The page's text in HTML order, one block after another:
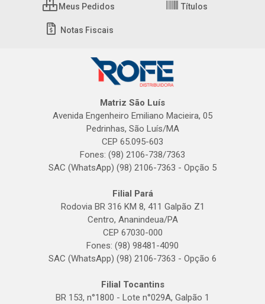
Meus Pedidos Títulos
Notas Fiscais
Matriz São Luís
Avenida Engenheiro Emiliano Macieira, 05
Pedrinhas, São Luís/MA
CEP 65.095-603
Fones: (98) 2106-738/7363
SAC (WhatsApp) (98) 2106-7363 - Opção 5
Filial Pará
Rodovia BR 316 KM 8, 411 Galpão Z1
Centro, Ananindeua/PA
CEP 67030-000
Fones: (98) 98481-4090
SAC (WhatsApp) (98) 2106-7363 - Opção 6
Filial Tocantins
BR 153, n°1800 - Lote n°029A, Galpão 1